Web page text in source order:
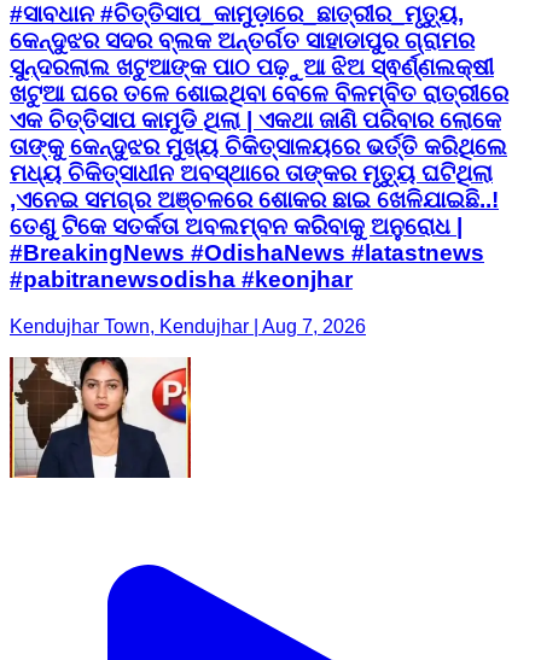
#ସାବଧାନ #ଚିତ୍ତିସାପ_କାମୁଡ଼ାରେ_ଛାତ୍ରୀର_ମୃତ୍ୟୁ,
କେନ୍ଦୁଝର ସଦର ବ୍ଲକ ଅନ୍ତର୍ଗତ ସାହାଡାପୁର ଗ୍ରାମର
ସୁନ୍ଦରଲାଲ ଖଟୁଆଙ୍କ ପାଠ ପଢ଼ୁଆ ଝିଅ ସ୍ଵର୍ଣ୍ଣଲକ୍ଷୀ
ଖଟୁଆ ଘରେ ତଳେ ଶୋଇଥିବା ବେଳେ ବିଳମ୍ବିତ ରାତ୍ରୀରେ
ଏକ ଚିତ୍ତିସାପ କାମୁଡି ଥିଲା | ଏକଥା ଜାଣି ପରିବାର ଲୋକେ
ତାଙ୍କୁ କେନ୍ଦୁଝର ମୁଖ୍ୟ ଚିକିତ୍ସାଳୟରେ ଭର୍ତ୍ତି କରିଥିଲେ
ମଧ୍ୟ ଚିକିତ୍ସାଧୀନ ଅବସ୍ଥାରେ ତାଙ୍କର ମୃତ୍ୟୁ ଘଟିଥିଲା
,ଏନେଇ ସମଗ୍ର ଅଞ୍ଚଳରେ ଶୋକର ଛାଇ ଖେଳିଯାଇଛି..!
ତେଣୁ ଟିକେ ସତର୍କତା ଅବଲମ୍ବନ କରିବାକୁ ଅନୁରୋଧ |
#BreakingNews #OdishaNews #latastnews
#pabitranewsodisha #keonjhar
Kendujhar Town, Kendujhar | Aug 7, 2026